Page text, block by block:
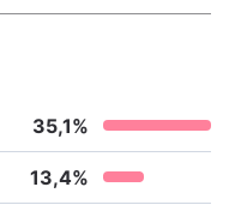
35,1%
13,4%